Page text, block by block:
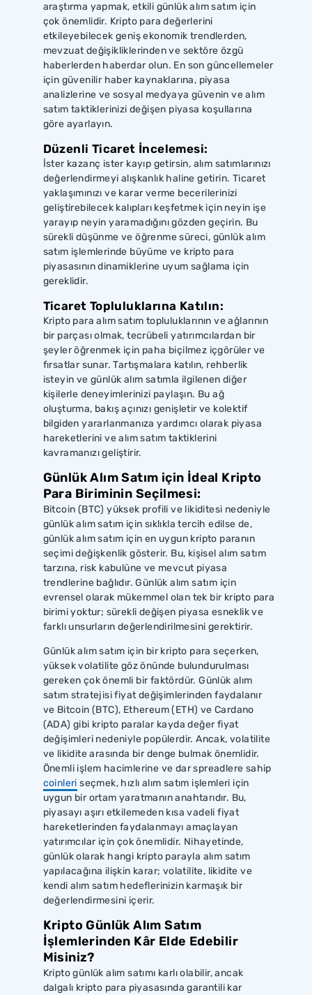
araştırma yapmak, etkili günlük alım satım için
çok önemlidir. Kripto para değerlerini
etkileyebilecek geniş ekonomik trendlerden,
mevzuat değişikliklerinden ve sektöre özgü
haberlerden haberdar olun. En son güncellemeler
için güvenilir haber kaynaklarına, piyasa
analizlerine ve sosyal medyaya güvenin ve alım
satım taktiklerinizi değişen piyasa koşullarına
göre ayarlayın.
Düzenli Ticaret İncelemesi:
İster kazanç ister kayıp getirsin, alım satımlarınızı
değerlendirmeyi alışkanlık haline getirin. Ticaret
yaklaşımınızı ve karar verme becerilerinizi
geliştirebilecek kalıpları keşfetmek için neyin işe
yarayıp neyin yaramadığını gözden geçirin. Bu
sürekli düşünme ve öğrenme süreci, günlük alım
satım işlemlerinde büyüme ve kripto para
piyasasının dinamiklerine uyum sağlama için
gereklidir.
Ticaret Topluluklarına Katılın:
Kripto para alım satım topluluklarının ve ağlarının
bir parçası olmak, tecrübeli yatırımcılardan bir
şeyler öğrenmek için paha biçilmez içgörüler ve
fırsatlar sunar. Tartışmalara katılın, rehberlik
isteyin ve günlük alım satımla ilgilenen diğer
kişilerle deneyimlerinizi paylaşın. Bu ağ
oluşturma, bakış açınızı genişletir ve kolektif
bilgiden yararlanmanıza yardımcı olarak piyasa
hareketlerini ve alım satım taktiklerini
kavramanızı geliştirir.
Günlük Alım Satım için İdeal Kripto
Para Biriminin Seçilmesi:
Bitcoin (BTC) yüksek profili ve likiditesi nedeniyle
günlük alım satım için sıklıkla tercih edilse de,
günlük alım satım için en uygun kripto paranın
seçimi değişkenlik gösterir. Bu, kişisel alım satım
tarzına, risk kabulüne ve mevcut piyasa
trendlerine bağlıdır. Günlük alım satım için
evrensel olarak mükemmel olan tek bir kripto para
birimi yoktur; sürekli değişen piyasa esneklik ve
farklı unsurların değerlendirilmesini gerektirir.
Günlük alım satım için bir kripto para seçerken,
yüksek volatilite göz önünde bulundurulması
gereken çok önemli bir faktördür. Günlük alım
satım stratejisi fiyat değişimlerinden faydalanır
ve Bitcoin (BTC), Ethereum (ETH) ve Cardano
(ADA) gibi kripto paralar kayda değer fiyat
değişimleri nedeniyle popülerdir. Ancak, volatilite
ve likidite arasında bir denge bulmak önemlidir.
Önemli işlem hacimlerine ve dar spreadlere sahip
coinleri seçmek, hızlı alım satım işlemleri için
uygun bir ortam yaratmanın anahtarıdır. Bu,
piyasayı aşırı etkilemeden kısa vadeli fiyat
hareketlerinden faydalanmayı amaçlayan
yatırımcılar için çok önemlidir. Nihayetinde,
günlük olarak hangi kripto parayla alım satım
yapılacağına ilişkin karar; volatilite, likidite ve
kendi alım satım hedeflerinizin karmaşık bir
değerlendirmesini içerir.
Kripto Günlük Alım Satım
İşlemlerinden Kâr Elde Edebilir
Misiniz?
Kripto günlük alım satımı karlı olabilir, ancak
dalgalı kripto para piyasasında garantili kar